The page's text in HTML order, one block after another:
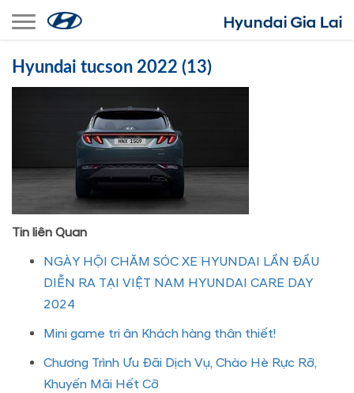
Toggle navigation
Hyundai tucson 2022 (13)
Tin liên Quan
NGÀY HỘI CHĂM SÓC XE HYUNDAI LẦN ĐẦU
DIỄN RA TẠI VIỆT NAM HYUNDAI CARE DAY
2024
Mini game tri ân Khách hàng thân thiết!
Chương Trình Ưu Đãi Dịch Vụ, Chào Hè Rực Rỡ,
Khuyến Mãi Hết Cỡ